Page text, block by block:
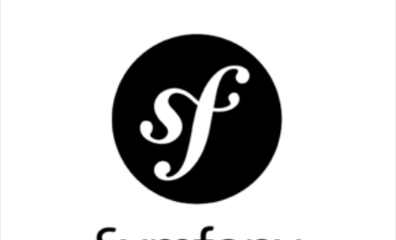
Symfony »